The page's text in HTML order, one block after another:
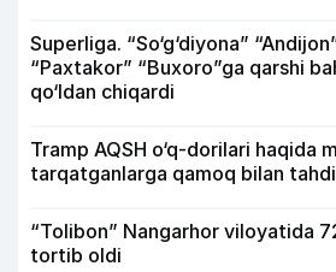
Superliga. “So‘g‘diyona”
“Paxtakor” “Buxoro”ga qarshi
qo‘ldan chiqardi
Tramp AQSH o‘q-dorilari haqida
tarqatganlarga qamoq bilan
“Tolibon” Nangarhor viloyatida
tortib oldi